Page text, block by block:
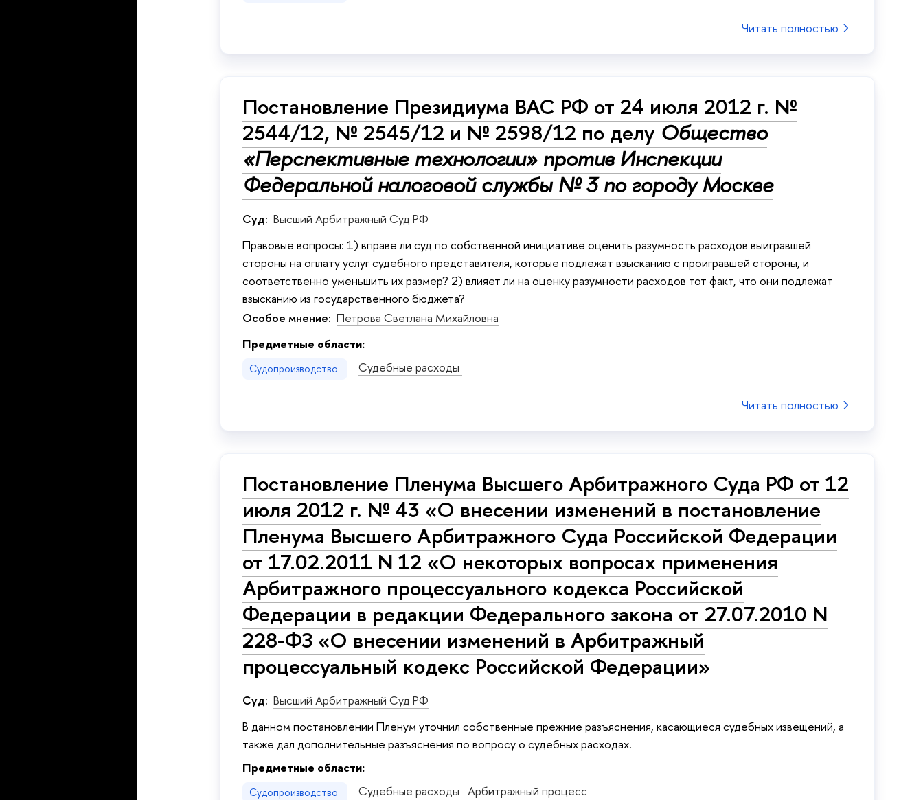
Читать полностью
Постановление Президиума ВАС РФ от 24 июля 2012 г. №
2544/12, № 2545/12 и № 2598/12 по делу Общество
«Перспективные технологии» против Инспекции
Федеральной налоговой службы № 3 по городу Москве
Суд: Высший Арбитражный Суд РФ
Правовые вопросы: 1) вправе ли суд по собственной инициативе оценить разумность расходов выигравшей
стороны на оплату услуг судебного представителя, которые подлежат взысканию с проигравшей стороны, и
соответственно уменьшить их размер? 2) влияет ли на оценку разумности расходов тот факт, что они подлежат
взысканию из государственного бюджета?
Особое мнение: Петрова Светлана Михайловна
Предметные области:
Судопроизводство Судебные расходы
Читать полностью
Постановление Пленума Высшего Арбитражного Суда РФ от 12
июля 2012 г. № 43 «О внесении изменений в постановление
Пленума Высшего Арбитражного Суда Российской Федерации
от 17.02.2011 N 12 «О некоторых вопросах применения
Арбитражного процессуального кодекса Российской
Федерации в редакции Федерального закона от 27.07.2010 N
228-ФЗ «О внесении изменений в Арбитражный
процессуальный кодекс Российской Федерации»
Суд: Высший Арбитражный Суд РФ
В данном постановлении Пленум уточнил собственные прежние разъяснения, касающиеся судебных извещений, а
также дал дополнительные разъяснения по вопросу о судебных расходах.
Предметные области:
Судопроизводство Судебные расходы Арбитражный процесс